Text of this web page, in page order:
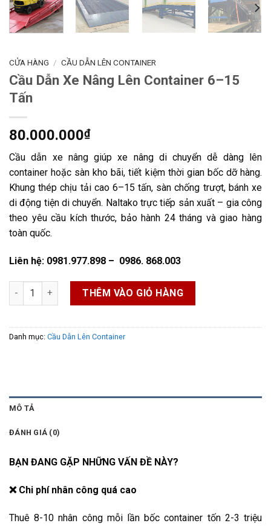
CỬA HÀNG / CẦU DẪN LÊN CONTAINER
Cầu Dẫn Xe Nâng Lên Container 6–15
Tấn
80.000.000₫
Cầu dẫn xe nâng giúp xe nâng di chuyển dễ dàng lên
container hoặc sàn kho bãi, tiết kiệm thời gian bốc dỡ hàng.
Khung thép chịu tải cao 6–15 tấn, sàn chống trượt, bánh xe
di động tiện di chuyển. Naltako trực tiếp sản xuất – gia công
theo yêu cầu kích thước, bảo hành 24 tháng và giao hàng
toàn quốc.
Liên hệ: 0981.977.898 – 0986. 868.003
Cầu Dẫn Xe Nâng Lên Container 6–15 Tấn số lượng
THÊM VÀO GIỎ HÀNG
Danh mục: Cầu Dẫn Lên Container
MÔ TẢ
ĐÁNH GIÁ (0)
BẠN ĐANG GẶP NHỮNG VẤN ĐỀ NÀY?
❌ Chi phí nhân công quá cao
Thuê 8-10 nhân công mỗi lần bốc container tốn 2-3 triệu